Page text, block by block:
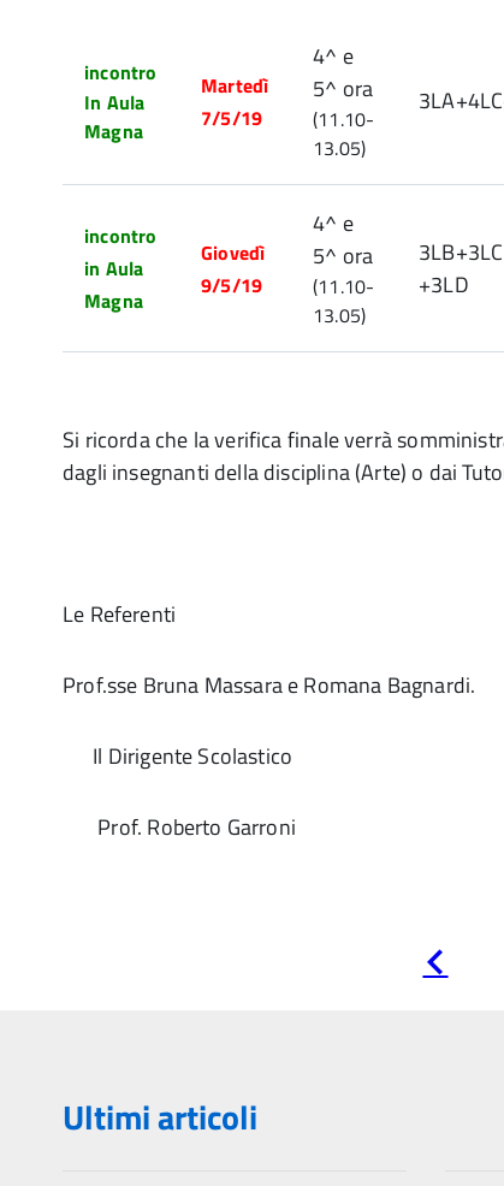
incontro
In Aula
Magna
Martedì
7/5/19
4^ e
5^ ora
(11.10-
13.05)
incontro
in Aula
Magna
Giovedì
9/5/19
4^ e
5^ ora
(11.10-
13.05)
3LB+3LC
+3LD
Si ricorda che la verifica finale verrà
dagli insegnanti della disciplina (Arte) o dai
Le Referenti
Prof.sse Bruna Massara e Romana Bagnardi.
Il Dirigente Scolastico
Prof. Roberto Garroni
Ultimi articoli